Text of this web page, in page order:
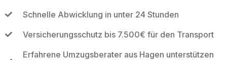
Schnelle Abwicklung in unter 24 Stunden
Versicherungsschutz bis 7.500€ für den Transport
Erfahrene Umzugsberater aus Hagen unterstützen